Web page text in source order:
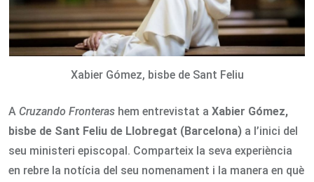
Xabier Gómez, bisbe de Sant Feliu
A Cruzando Fronteras hem entrevistat a Xabier Gómez,
bisbe de Sant Feliu de Llobregat (Barcelona) a l’inici del
seu ministeri episcopal. Comparteix la seva experiència
en rebre la notícia del seu nomenament i la manera en què